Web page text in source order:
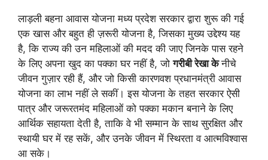
लाड़ली बहना आवास योजना मध्य प्रदेश सरकार द्वारा शुरू की गई
एक खास और बहुत ही ज़रूरी योजना है, जिसका मुख्य उद्देश्य यह
है, कि राज्य की उन महिलाओं की मदद की जाए जिनके पास रहने
के लिए अपना खुद का पक्का घर नहीं है, जोगरीबी रेखा केनीचे
जीवन गुज़ार रही हैं, और जो किसी कारणवश प्रधानमंत्री आवास
योजना का लाभ नहीं ले सकीं। इस योजना के तहत सरकार ऐसी
पात्र और जरूरतमंद महिलाओं को पक्का मकान बनाने के लिए
आर्थिक सहायता देती है, ताकि वे भी सम्मान के साथ सुरक्षित और
स्थायी घर में रह सकें, और उनके जीवन में स्थिरता व आत्मविश्वास
आ सके।